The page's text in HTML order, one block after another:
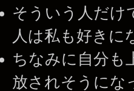
そういう人だけ
人は私も好きに
ちなみに自分も
放されそうにな